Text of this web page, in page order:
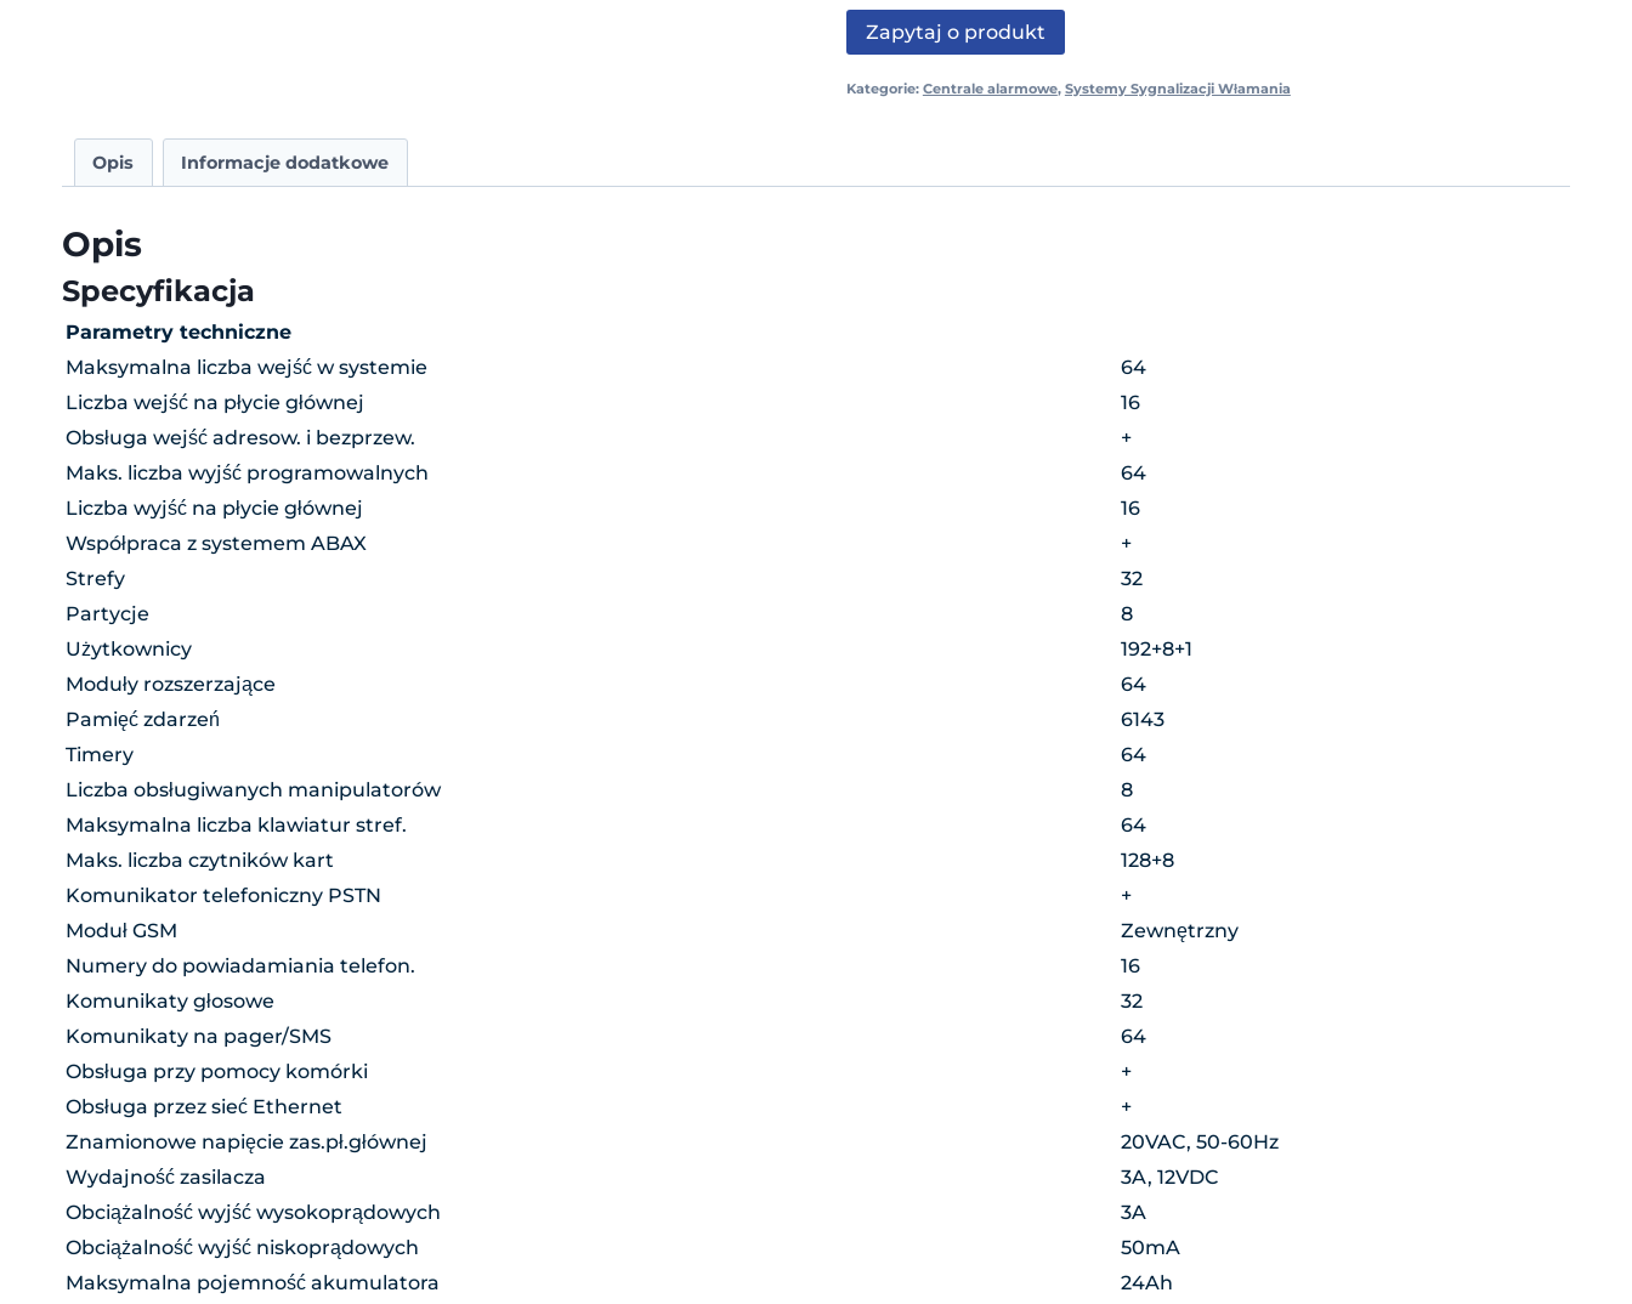
Zapytaj o produkt
Kategorie: Centrale alarmowe, Systemy Sygnalizacji Włamania
Opis Informacje dodatkowe
Opis
Specyfikacja
Parametry techniczne
Maksymalna liczba wejść w systemie
64
Liczba wejść na płycie głównej
16
Obsługa wejść adresow. i bezprzew.
+
Maks. liczba wyjść programowalnych
64
Liczba wyjść na płycie głównej
16
Współpraca z systemem ABAX
+
Strefy
32
Partycje
8
Użytkownicy
192+8+1
Moduły rozszerzające
64
Pamięć zdarzeń
6143
Timery
64
Liczba obsługiwanych manipulatorów
8
Maksymalna liczba klawiatur stref.
64
Maks. liczba czytników kart
128+8
Komunikator telefoniczny PSTN
+
Moduł GSM
Zewnętrzny
Numery do powiadamiania telefon.
16
Komunikaty głosowe
32
Komunikaty na pager/SMS
64
Obsługa przy pomocy komórki
+
Obsługa przez sieć Ethernet
+
Znamionowe napięcie zas.pł.głównej
20VAC, 50-60Hz
Wydajność zasilacza
3A, 12VDC
Obciążalność wyjść wysokoprądowych
3A
Obciążalność wyjść niskoprądowych
50mA
Maksymalna pojemność akumulatora
24Ah